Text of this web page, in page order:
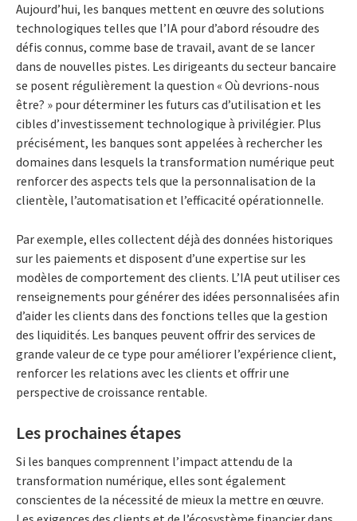
Aujourd’hui, les banques mettent en œuvre des solutions
technologiques telles que l’IA pour d’abord résoudre des
défis connus, comme base de travail, avant de se lancer
dans de nouvelles pistes. Les dirigeants du secteur bancaire
se posent régulièrement la question « Où devrions-nous
être? » pour déterminer les futurs cas d’utilisation et les
cibles d’investissement technologique à privilégier. Plus
précisément, les banques sont appelées à rechercher les
domaines dans lesquels la transformation numérique peut
renforcer des aspects tels que la personnalisation de la
clientèle, l’automatisation et l’efficacité opérationnelle.
Par exemple, elles collectent déjà des données historiques
sur les paiements et disposent d’une expertise sur les
modèles de comportement des clients. L’IA peut utiliser ces
renseignements pour générer des idées personnalisées afin
d’aider les clients dans des fonctions telles que la gestion
des liquidités. Les banques peuvent offrir des services de
grande valeur de ce type pour améliorer l’expérience client,
renforcer les relations avec les clients et offrir une
perspective de croissance rentable.
Les prochaines étapes
Si les banques comprennent l’impact attendu de la
transformation numérique, elles sont également
conscientes de la nécessité de mieux la mettre en œuvre.